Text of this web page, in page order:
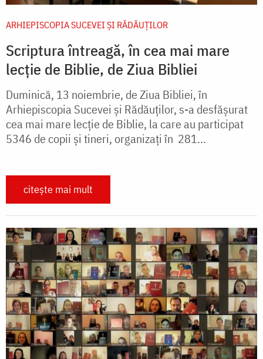
ARHIEPISCOPIA SUCEVEI ŞI RĂDĂUŢILOR
Scriptura întreagă, în cea mai mare
lecție de Biblie, de Ziua Bibliei
Duminică, 13 noiembrie, de Ziua Bibliei, în
Arhiepiscopia Sucevei și Rădăuților, s-a desfășurat
cea mai mare lecție de Biblie, la care au participat
5346 de copii și tineri, organizați în 281...
citește mai mult